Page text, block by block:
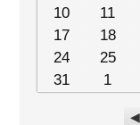
10
11
17
18
24
25
31
1